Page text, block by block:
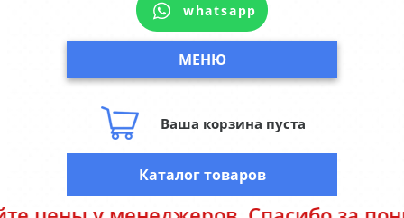
whatsapp
МЕНЮ
Ваша корзина пуста
Каталог товаров